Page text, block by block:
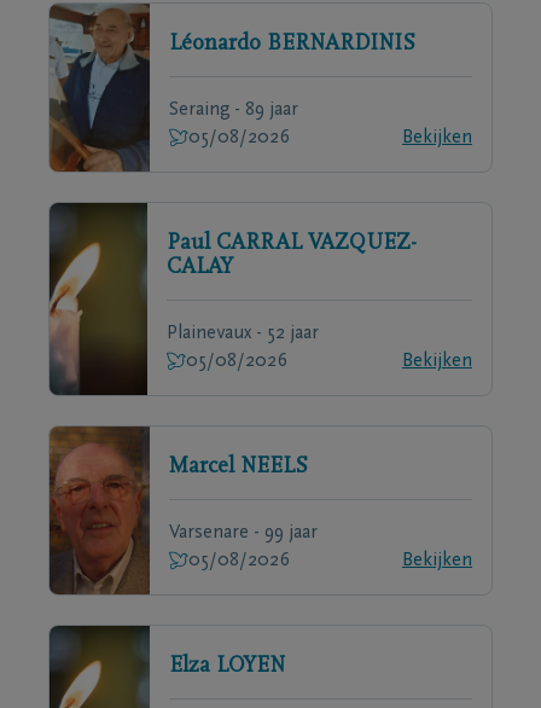
Léonardo BERNARDINIS
Seraing - 89 jaar
05/08/2026
Bekijken
Paul CARRAL VAZQUEZ-
CALAY
Plainevaux - 52 jaar
05/08/2026
Bekijken
Marcel NEELS
Varsenare - 99 jaar
05/08/2026
Bekijken
Elza LOYEN